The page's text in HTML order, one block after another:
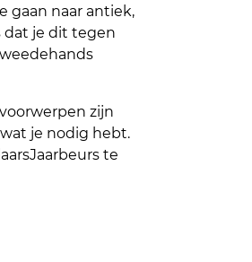
gaan naar antiek,
dat je dit tegen
zijn
je nodig hebt.
te